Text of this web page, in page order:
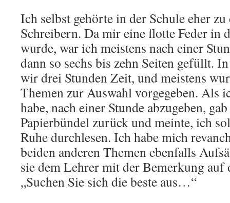
Ich selbst gehörte in der Schule eher
Schreibern. Da mir eine flotte Feder in
wurde, war ich meistens nach einer
dann so sechs bis zehn Seiten gefüllt.
wir drei Stunden Zeit, und meistens
Themen zur Auswahl vorgegeben. Als
habe, nach einer Stunde abzugeben,
Papierbündel zurück und meinte, ich
Ruhe durchlesen. Ich habe mich
beiden anderen Themen ebenfalls
sie dem Lehrer mit der Bemerkung auf
„Suchen Sie sich die beste aus…“